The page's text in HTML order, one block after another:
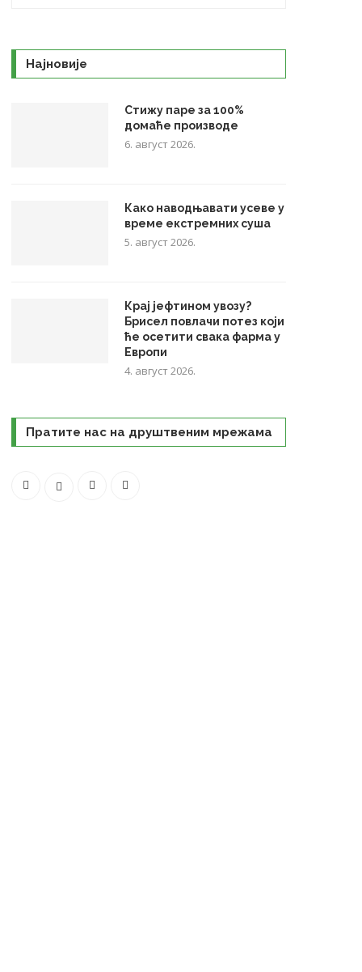
Најновије
Стижу паре за 100%
домаће производе
6. август 2026.
Како наводњавати усеве у
време екстремних суша
5. август 2026.
Крај јефтином увозу?
Брисел повлачи потез који
ће осетити свака фарма у
Европи
4. август 2026.
Пратите нас на друштвеним мрежама